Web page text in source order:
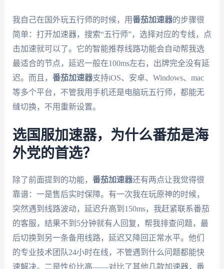
我自己在国外玩五行师的时候，用番茄加速器的步骤很
简单：打开加速器，搜索“五行师”，选择对应的专线，点
击加速就可以了。它的智能推荐线路功能会自动帮我选
最适合的节点，延迟一般在100ms左右，出牌完全没有延
迟。而且， 番茄加速器支持iOS、安卓、Windows、mac
等多个平台，不管我用手机还是电脑玩五行师，都能无
缝切换，不用重新设置。
选国服加速器，为什么番茄是海
外党的首选？
除了前面提到的功能， 番茄加速器还有两点让我觉得很
靠谱：一是售后实时保障。有一次我在玩原神的时候，
突然遇到线路波动，延迟升高到150ms，我赶紧联系番茄
的客服，结果不到5分钟就有人回复，帮我排查问题，最
后切换到另一条备用线路，延迟又降回正常水平。他们
的专业技术团队24小时在线，不管遇到什么问题都能快
速解决。二是性价比高——对比了其他几款加速器，番